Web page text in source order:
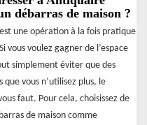
débarras de maison ?
une opération à la fois pratique
voulez gagner de l’espace
simplement éviter que des
vous n’utilisez plus, le
faut. Pour cela, choisissez de
de maison comme